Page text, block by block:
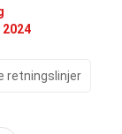
2024
retningslinjer